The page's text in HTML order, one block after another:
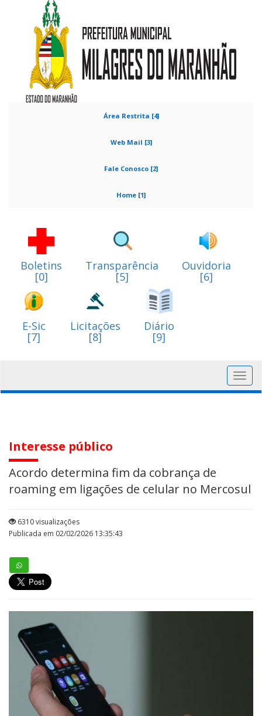
Área Restrita [4]
Web Mail [3]
Fale Conosco [2]
Home [1]
Boletins
[0]
Transparência
[5]
Ouvidoria
[6]
E-Sic
[7]
Licitações
[8]
Diário
[9]
Interesse público
Acordo determina fim da cobrança de
roaming em ligações de celular no Mercosul
6310 visualizações
Publicada em 02/02/2026 13:35:43